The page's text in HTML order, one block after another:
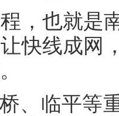
，也就是
快线成网
、临平等